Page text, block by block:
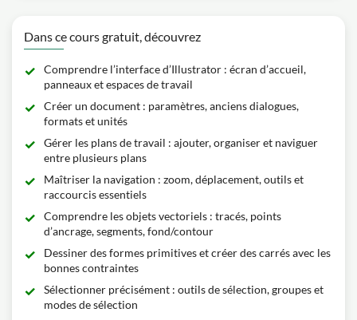
Dans ce cours gratuit, découvrez
Comprendre l’interface d’Illustrator : écran d’accueil,
panneaux et espaces de travail
Créer un document : paramètres, anciens dialogues,
formats et unités
Gérer les plans de travail : ajouter, organiser et naviguer
entre plusieurs plans
Maîtriser la navigation : zoom, déplacement, outils et
raccourcis essentiels
Comprendre les objets vectoriels : tracés, points
d’ancrage, segments, fond/contour
Dessiner des formes primitives et créer des carrés avec les
bonnes contraintes
Sélectionner précisément : outils de sélection, groupes et
modes de sélection